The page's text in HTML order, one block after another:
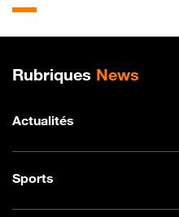
Plan de site
Rubriques News
Actualités
Sports